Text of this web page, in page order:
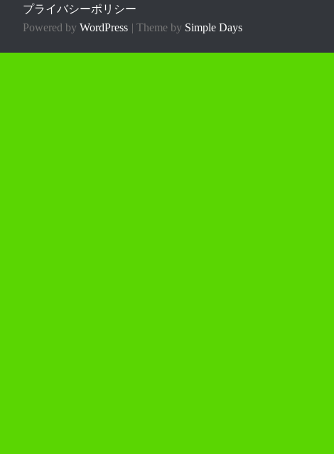
ゲ
ー
プライバシーポリシー
Powered by WordPress Theme by Simple Days